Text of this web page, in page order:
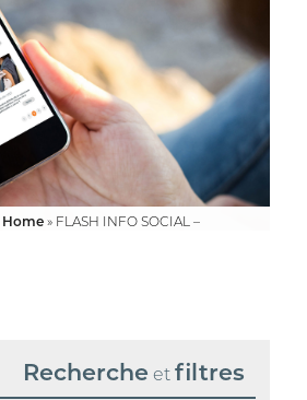
Home» FLASH INFO SOCIAL –
Recherche etfiltres